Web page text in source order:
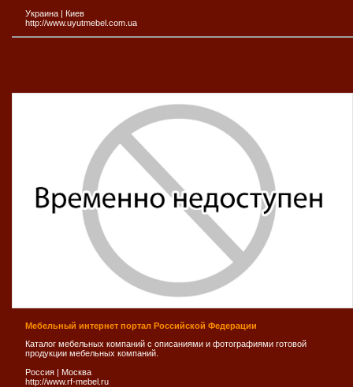
Украина | Киев
http://www.uyutmebel.com.ua
Мебельный интернет портал Российской Федерации
Каталог мебельных компаний с описаниями и фотографиями готовой
продукции мебельных компаний.
Россия | Москва
http://www.rf-mebel.ru